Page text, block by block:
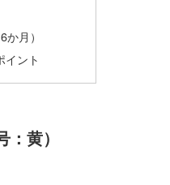
月）
イント
黄）